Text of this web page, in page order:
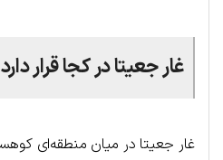
غا‌ر جعیتا در کجا قرار